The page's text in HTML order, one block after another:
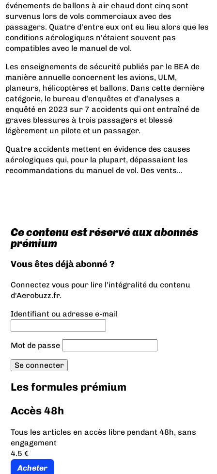
événements de ballons à air chaud dont cinq sont
survenus lors de vols commerciaux avec des
passagers. Quatre d'entre eux ont eu lieu alors que les
conditions aérologiques n'étaient souvent pas
compatibles avec le manuel de vol.
Les enseignements de sécurité publiés par le BEA de
manière annuelle concernent les avions, ULM,
planeurs, hélicoptères et ballons. Dans cette dernière
catégorie, le bureau d’enquêtes et d’analyses a
enquêté en 2023 sur 7 accidents qui ont entraîné de
graves blessures à trois passagers et blessé
légèrement un pilote et un passager.
Quatre accidents mettent en évidence des causes
aérologiques qui, pour la plupart, dépassaient les
recommandations du manuel de vol. Des vents...
Ce contenu est réservé aux abonnés
prémium
Vous êtes déjà abonné ?
Connectez vous pour lire l'intégralité du contenu
d'Aerobuzz.fr.
Identifiant ou adresse e-mail
Mot de passe
Les formules prémium
Accès 48h
Tous les articles en accès libre pendant 48h, sans
engagement
4.5 €
Acheter